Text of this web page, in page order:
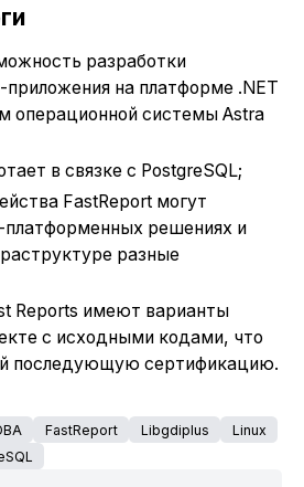
разработки
приложения на платформе .NET
операционной системы Astra
в связке с PostgreSQL;
FastReport могут
платформенных решениях и
разные
Reports имеют варианты
с исходными кодами, что
последующую сертификацию.
FastReport Libgdiplus
Linux